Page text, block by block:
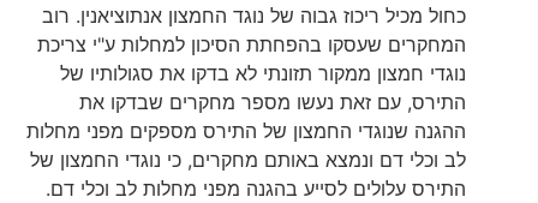
כחול מכיל ריכוז גבוה של נוגד החמצון אנתוציאנין. רוב
המחקרים שעסקו בהפחתת הסיכון למחלות ע"י צריכת
נוגדי חמצון ממקור תזונתי לא בדקו את סגולותיו של
התירס, עם זאת נעשו מספר מחקרים שבדקו את
ההגנה שנוגדי החמצון של התירס מספקים מפני מחלות
לב וכלי דם ונמצא באותם מחקרים, כי נוגדי החמצון של
התירס עלולים לסייע בהגנה מפני מחלות לב וכלי דם.